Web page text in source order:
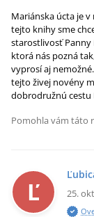
Mariánska úcta je
tejto knihy sme
starostlivosť Panny
ktorá nás pozná
vyprosí aj
tejto živej novény
dobrodružnú cestu
Pomohla vám táto
Ľ 25.